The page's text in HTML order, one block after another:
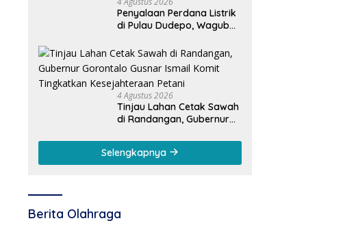
Penyalaan Perdana Listrik
di Pulau Dudepo, Wagub
Pemerataan
Pembangunan
4 Agustus 2026
Tinjau Lahan Cetak Sawah
di Randangan, Gubernur
Komit Tingkatkan
Kesejahteraan Petani
Selengkapnya
Berita Olahraga